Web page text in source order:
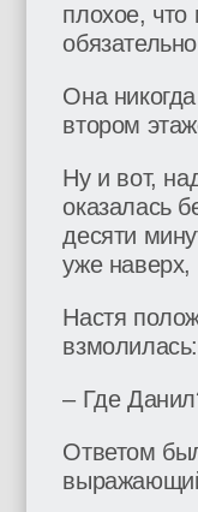
плохое, что
Она
втором
Ну и вот,
оказалась
десяти
уже наверх,
Настя
взмолилась:
– Где
Ответом